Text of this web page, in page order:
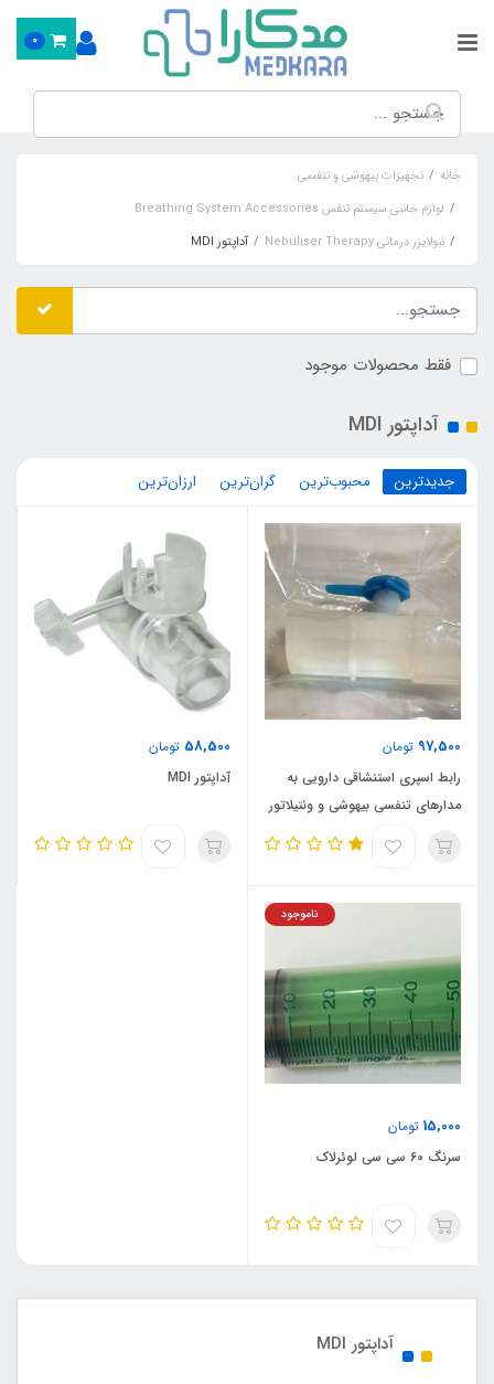
0
خانه
تجهیزات بیهوشی و تنفسی
لوازم جانبی سیستم تنفس Breathing System Accessories
نبولایزر درمانی Nebuliser Therapy
آداپتور MDI
فقط محصولات موجود
آداپتور MDI
جدیدترین محبوب‌ترین گران‌ترین ارزان‌ترین
97,500 تومان
رابط اسپری استنشاقی دارویی به
مدارهای تنفسی بیهوشی و ونتیلاتور
58,500 تومان
آداپتور MDI
15,000 تومان
ناموجود
سرنگ 60 سی سی لوئرلاک
آداپتور MDI